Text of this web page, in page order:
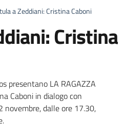
a Zeddiani: Cristina Caboni
Cristina
presentano LA RAGAZZA
Caboni in dialogo con
novembre, dalle ore 17.30,